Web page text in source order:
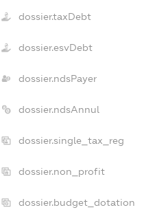
dossier.taxDebt
dossier.esvDebt
dossier.ndsPayer
dossier.ndsAnnul
dossier.single_tax_reg
dossier.non_profit
dossier.budget_dotation